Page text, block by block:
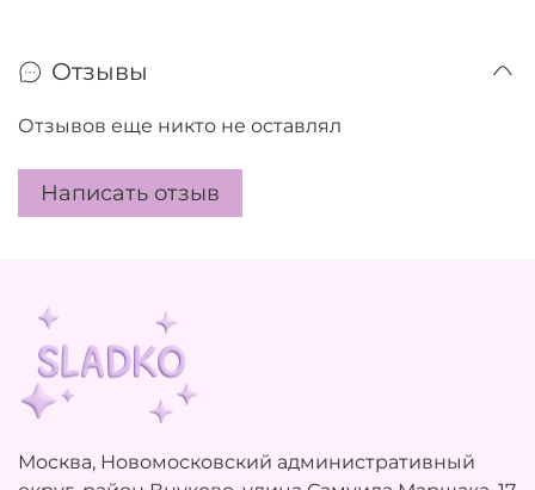
Отзывы
Отзывов еще никто не оставлял
Написать отзыв
Москва, Новомосковский административный